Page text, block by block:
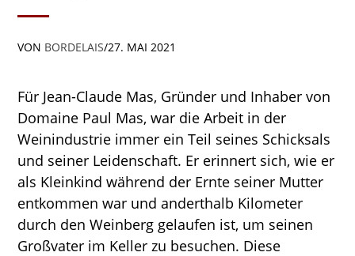
VON BORDELAIS/27. MAI 2021
Für Jean-Claude Mas, Gründer und Inhaber von
Domaine Paul Mas, war die Arbeit in der
Weinindustrie immer ein Teil seines Schicksals
und seiner Leidenschaft. Er erinnert sich, wie er
als Kleinkind während der Ernte seiner Mutter
entkommen war und anderthalb Kilometer
durch den Weinberg gelaufen ist, um seinen
Großvater im Keller zu besuchen. Diese